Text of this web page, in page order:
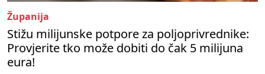
Županija
Stižu milijunske potpore za poljoprivrednike:
Provjerite tko može dobiti do čak 5 milijuna
eura!